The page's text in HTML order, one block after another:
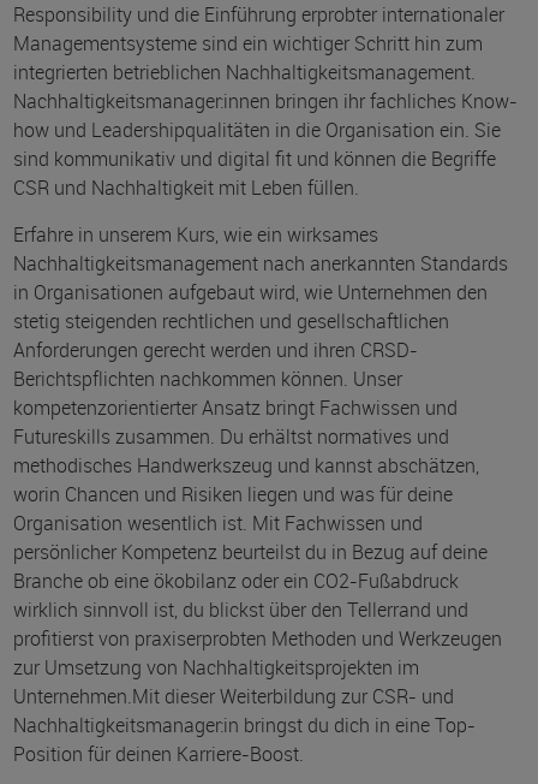
Responsibility und die Einführung erprobter internationaler
Managementsysteme sind ein wichtiger Schritt hin zum
integrierten betrieblichen Nachhaltigkeitsmanagement.
Nachhaltigkeitsmanager:innen bringen ihr fachliches Know-
how und Leadershipqualitäten in die Organisation ein. Sie
sind kommunikativ und digital fit und können die Begriffe
CSR und Nachhaltigkeit mit Leben füllen.
Erfahre in unserem Kurs, wie ein wirksames
Nachhaltigkeitsmanagement nach anerkannten Standards
in Organisationen aufgebaut wird, wie Unternehmen den
stetig steigenden rechtlichen und gesellschaftlichen
Anforderungen gerecht werden und ihren CRSD-
Berichtspflichten nachkommen können. Unser
kompetenzorientierter Ansatz bringt Fachwissen und
Futureskills zusammen. Du erhältst normatives und
methodisches Handwerkszeug und kannst abschätzen,
worin Chancen und Risiken liegen und was für deine
Organisation wesentlich ist. Mit Fachwissen und
persönlicher Kompetenz beurteilst du in Bezug auf deine
Branche ob eine ökobilanz oder ein CO2-Fußabdruck
wirklich sinnvoll ist, du blickst über den Tellerrand und
profitierst von praxiserprobten Methoden und Werkzeugen
zur Umsetzung von Nachhaltigkeitsprojekten im
Unternehmen.Mit dieser Weiterbildung zur CSR- und
Nachhaltigkeitsmanager:in bringst du dich in eine Top-
Position für deinen Karriere-Boost.